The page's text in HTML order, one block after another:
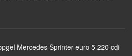
Mercedes Sprinter euro 5 220 cdi